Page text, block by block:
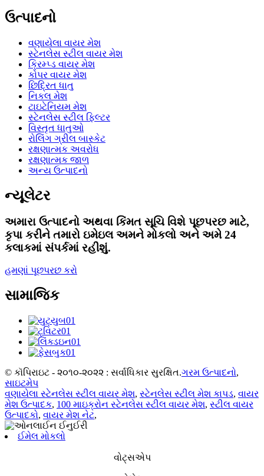
ઉત્પાદનો
વણાયેલા વાયર મેશ
સ્ટેનલેસ સ્ટીલ વાયર મેશ
ક્રિમ્પ્ડ વાયર મેશ
કોપર વાયર મેશ
છિદ્રિત ધાતુ
નિકલ મેશ
ટાઇટેનિયમ મેશ
સ્ટેનલેસ સ્ટીલ ફિલ્ટર
વિસ્તૃત ધાતુઓ
રોલિંગ ગ્રીલ બાસ્કેટ
રક્ષણાત્મક અવરોધ
રક્ષણાત્મક જાળ
અન્ય ઉત્પાદનો
ન્યૂલેટર
અમારા ઉત્પાદનો અથવા કિંમત સૂચિ વિશે પૂછપરછ માટે,
કૃપા કરીને તમારો ઇમેઇલ અમને મોકલો અને અમે 24
કલાકમાં સંપર્કમાં રહીશું.
હમણાં પૂછપરછ કરો
સામાજિક
© કૉપિરાઇટ - ૨૦૧૦-૨૦૨૨ : સર્વાધિકાર સુરક્ષિત.ગરમ ઉત્પાદનો,
સાઇટમેપ
વણાયેલા સ્ટેનલેસ સ્ટીલ વાયર મેશ, સ્ટેનલેસ સ્ટીલ મેશ કાપડ, વાયર
મેશ ઉત્પાદક, 100 માઇક્રોન સ્ટેનલેસ સ્ટીલ વાયર મેશ, સ્ટીલ વાયર
ઉત્પાદકો, વાયર મેશ નેટ,
ઈમેલ મોકલો
વોટ્સએપ